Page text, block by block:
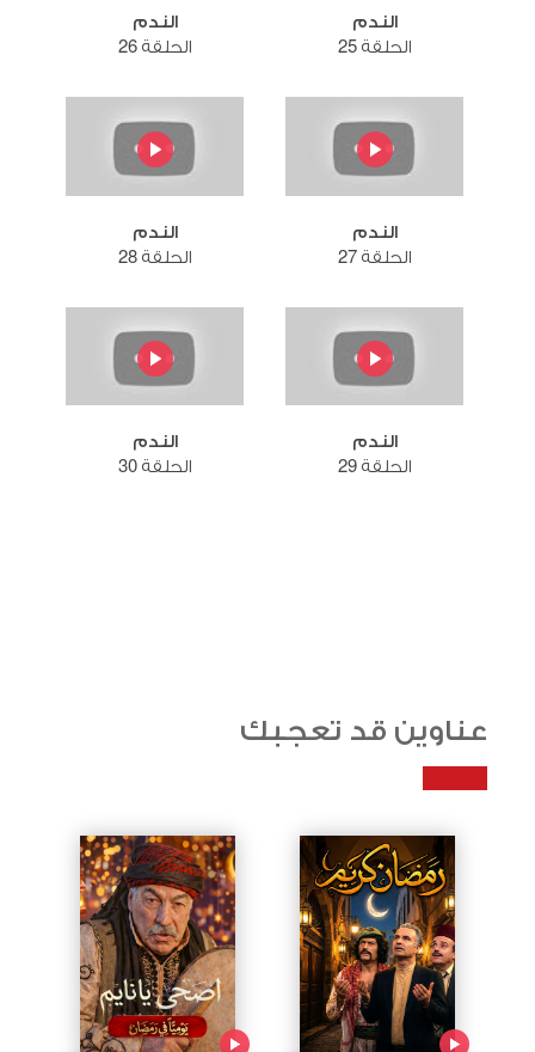
الندم
الحلقة 25
الندم
الحلقة 26
الندم
الحلقة 27
الندم
الحلقة 28
الندم
الحلقة 29
الندم
الحلقة 30
عناوين قد تعجبك